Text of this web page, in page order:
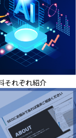
それぞれ紹介